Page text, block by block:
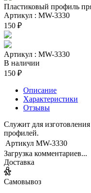
Пластиковый профиль
Артикул : MW-3330
150 ₽
Артикул : MW-3330
В наличии
150 ₽
Описание
Характеристики
Отзывы
Служит для
профилей.
Артикул MW-3330
Загрузка комментариев...
Доставка
Самовывоз